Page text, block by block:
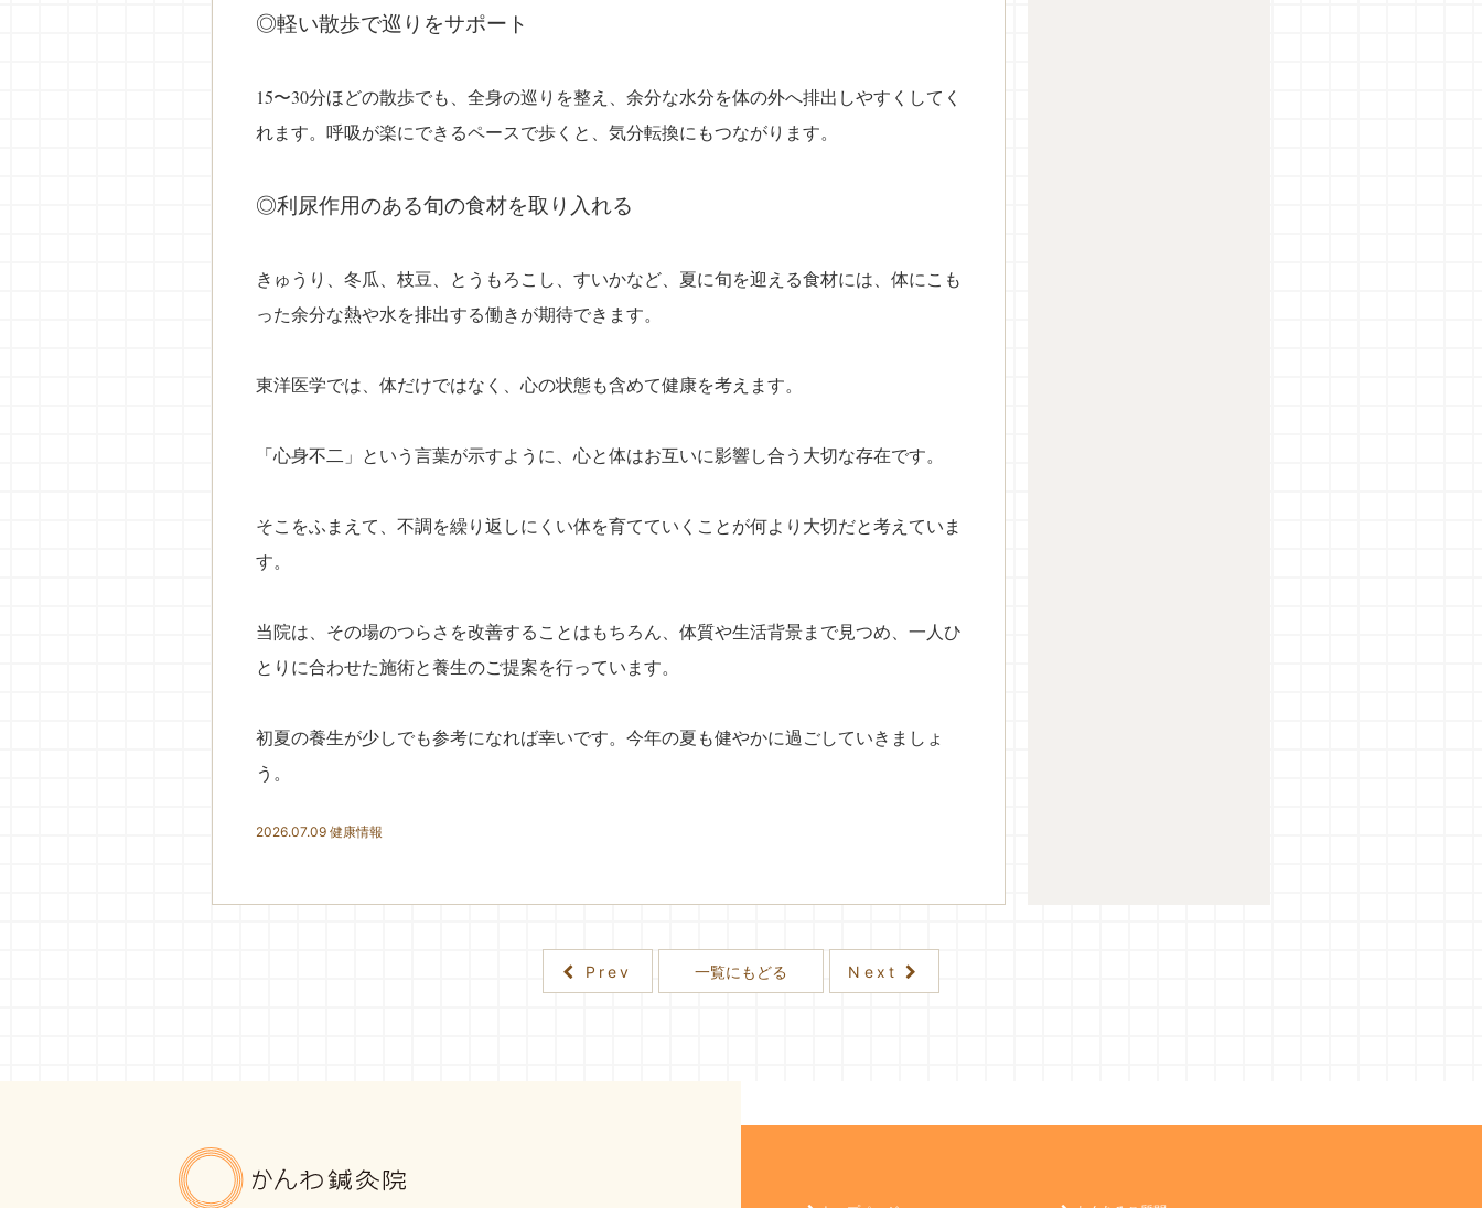
◎軽い散歩で巡りをサポート
15〜30分ほどの散歩でも、全身の巡りを整え、余分な水分を体の外へ排出しやすくしてく
れます。呼吸が楽にできるペースで歩くと、気分転換にもつながります。
◎利尿作用のある旬の食材を取り入れる
きゅうり、冬瓜、枝豆、とうもろこし、すいかなど、夏に旬を迎える食材には、体にこも
った余分な熱や水を排出する働きが期待できます。
東洋医学では、体だけではなく、心の状態も含めて健康を考えます。
「心身不二」という言葉が示すように、心と体はお互いに影響し合う大切な存在です。
そこをふまえて、不調を繰り返しにくい体を育てていくことが何より大切だと考えていま
す。
当院は、その場のつらさを改善することはもちろん、体質や生活背景まで見つめ、一人ひ
とりに合わせた施術と養生のご提案を行っています。
初夏の養生が少しでも参考になれば幸いです。今年の夏も健やかに過ごしていきましょ
う。
2026.07.09 健康情報
Prev 一覧にもどる Next